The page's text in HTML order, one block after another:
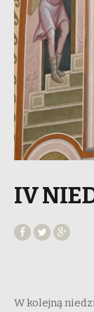
IV
W kolejną